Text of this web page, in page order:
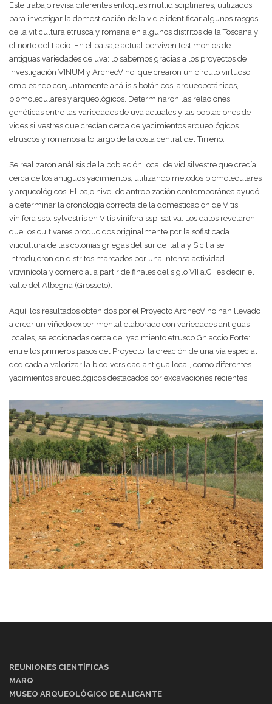
Este trabajo revisa diferentes enfoques multidisciplinares, utilizados
para investigar la domesticación de la vid e identificar algunos rasgos
de la viticultura etrusca y romana en algunos distritos de la Toscana y
el norte del Lacio. En el paisaje actual perviven testimonios de
antiguas variedades de uva: lo sabemos gracias a los proyectos de
investigación VINUM y ArcheoVino, que crearon un círculo virtuoso
empleando conjuntamente análisis botánicos, arqueobotánicos,
biomoleculares y arqueológicos. Determinaron las relaciones
genéticas entre las variedades de uva actuales y las poblaciones de
vides silvestres que crecían cerca de yacimientos arqueológicos
etruscos y romanos a lo largo de la costa central del Tirreno.
Se realizaron análisis de la población local de vid silvestre que crecía
cerca de los antiguos yacimientos, utilizando métodos biomoleculares
y arqueológicos. El bajo nivel de antropización contemporánea ayudó
a determinar la cronología correcta de la domesticación de Vitis
vinifera ssp. sylvestris en Vitis vinifera ssp. sativa. Los datos revelaron
que los cultivares producidos originalmente por la sofisticada
viticultura de las colonias griegas del sur de Italia y Sicilia se
introdujeron en distritos marcados por una intensa actividad
vitivinícola y comercial a partir de finales del siglo VII a.C., es decir, el
valle del Albegna (Grosseto).
Aquí, los resultados obtenidos por el Proyecto ArcheoVino han llevado
a crear un viñedo experimental elaborado con variedades antiguas
locales, seleccionadas cerca del yacimiento etrusco Ghiaccio Forte:
entre los primeros pasos del Proyecto, la creación de una vía especial
dedicada a valorizar la biodiversidad antigua local, como diferentes
yacimientos arqueológicos destacados por excavaciones recientes.
REUNIONES CIENTÍFICAS
MARQ
MUSEO ARQUEOLÓGICO DE ALICANTE